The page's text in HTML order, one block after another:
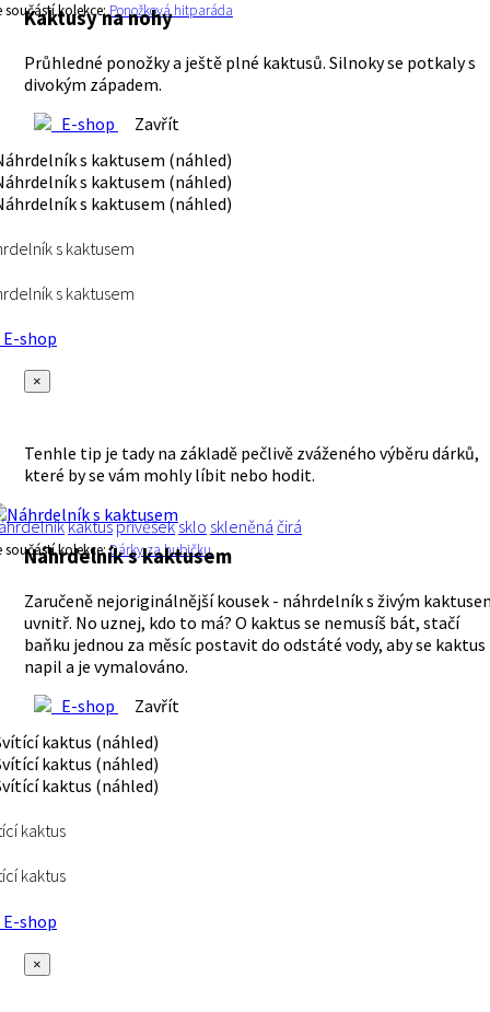
součástí kolekce:Ponožková hitparáda
Kaktusy na nohy
Průhledné ponožky a ještě plné kaktusů. Silnoky se potkaly s
divokým západem.
E-shop
Zavřít
s kaktusem
s kaktusem
shop
×
Tenhle tip je tady na základě pečlivě zváženého výběru dárků,
které by se vám mohly líbit nebo hodit.
kaktuspřívěšek sklo skleněná čirá
součástí kolekce:Dárky za hubičku
Náhrdelník s kaktusem
Zaručeně nejoriginálnější kousek - náhrdelník s živým
uvnitř. No uznej, kdo to má? O kaktus se nemusíš bát, stačí
baňku jednou za měsíc postavit do odstáté vody, aby se kaktus
napil a je vymalováno.
E-shop
Zavřít
kaktus
kaktus
shop
×